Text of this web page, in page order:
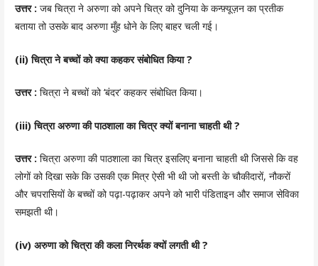
उत्तर : जब चित्रा ने अरुणा को अपने चित्र को दुनिया के कन्फ़्यूज़न का प्रतीक
बताया तो उसके बाद अरुणा मुँह धोने के लिए बाहर चली गई।
(ii) चित्रा ने बच्चों को क्या कहकर संबोधित किया ?
उत्तर : चित्रा ने बच्चों को ‘बंदर’ कहकर संबोधित किया।
(iii) चित्रा अरुणा की पाठशाला का चित्र क्यों बनाना चाहती थी ?
उत्तर : चित्रा अरुणा की पाठशाला का चित्र इसलिए बनाना चाहती थी जिससे कि वह
लोगों को दिखा सके कि उसकी एक मित्र ऐसी भी थी जो बस्ती के चौकीदारों, नौकरों
और चपरासियों के बच्चों को पढ़ा-पढ़ाकर अपने को भारी पंडिताइन और समाज सेविका
समझती थी।
(iv) अरुणा को चित्रा की कला निरर्थक क्यों लगती थी ?